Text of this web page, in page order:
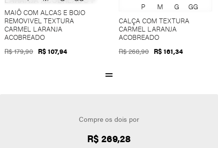
MAIÔ COM ALCAS E BOJO
REMOVIVEL TEXTURA
CARMEL LARANJA
ACOBREADO
R$ 179,90 R$ 107,94
G
GG
M
P
CALÇA COM TEXTURA
CARMEL LARANJA
ACOBREADO
R$ 268,90 R$ 161,34
Compre os dois por
R$ 269,28